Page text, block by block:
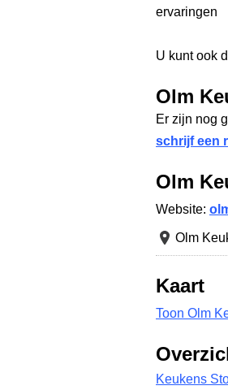
ervaringen
U kunt ook
Olm
Er zijn nog
schrijf een
Olm
Website:
Olm
Kaart
Toon Olm
Keukens